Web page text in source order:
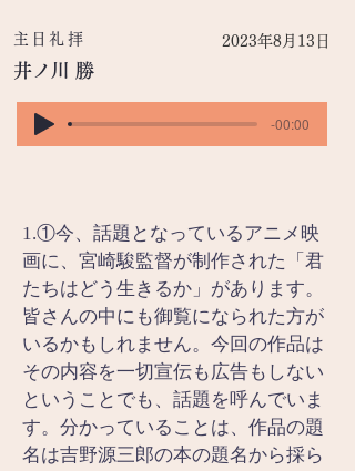
主日礼拝 2023年8月13日
井ノ川 勝
-00:00
1.①今、話題となっているアニメ映
画に、宮崎駿監督が制作された「君
たちはどう生きるか」があります。
皆さんの中にも御覧になられた方が
いるかもしれません。今回の作品は
その内容を一切宣伝も広告もしない
ということでも、話題を呼んでいま
す。分かっていることは、作品の題
名は吉野源三郎の本の題名から採ら